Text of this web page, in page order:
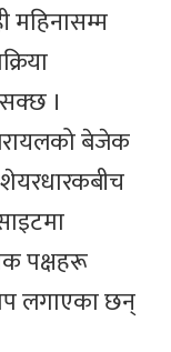
।
बेजेक
पक्षहरू
लगाएका छन्